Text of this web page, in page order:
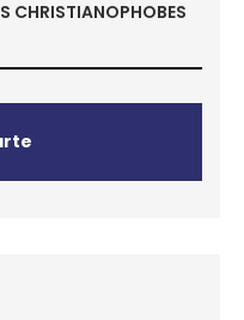
CHRISTIANOPHOBES